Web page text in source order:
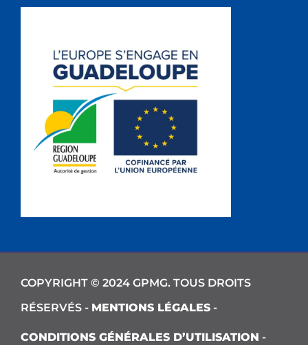
COPYRIGHT © 2024 GPMG. TOUS DROITS
RÉSERVÉS - MENTIONS LÉGALES -
CONDITIONS GÉNÉRALES D’UTILISATION -